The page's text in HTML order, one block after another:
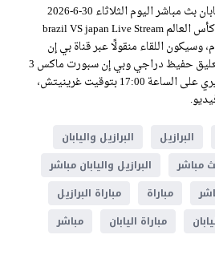
مشاهدة مباراة البرازيل واليابان بث مباشر اليوم الثلاثاء 30-6-2026
ضمن الدور 32 من منافسات كأس العالم brazil VS japan Live Stream
اللقاء منقولًا عبر قناة بي إن
سبورت ماكس 1 إتش دي بتعليق حفيظ دراجي وبي إن سبورت ماكس 3
إتش دي بتعليق عامر الخوذيري على الساعة 17:00 بتوقيت غرينيتش،
البرازيل
البرازيل واليابان
مباشر
البرازيل واليابان مباشر
مباراة
مباراة البرازيل
مباراة اليابان
مباشر